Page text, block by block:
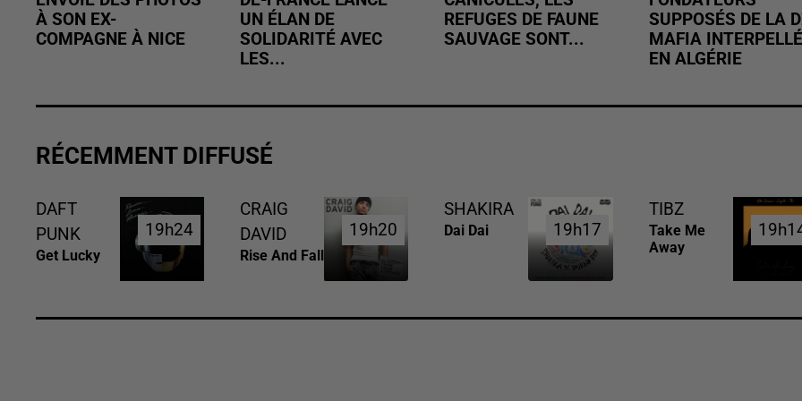
À SON EX-
COMPAGNE À NICE
UN ÉLAN DE
SOLIDARITÉ AVEC
LES...
REFUGES DE FAUNE
SAUVAGE SONT...
SUPPOSÉS DE LA
MAFIA INTERPELLÉ
EN ALGÉRIE
RÉCEMMENT DIFFUSÉ
DAFT
PUNK
Get Lucky
19h24
19h24
CRAIG
DAVID
Rise And Fall
19h20
19h20
SHAKIRA
Dai Dai 19h17
19h17
TIBZ
Take Me
Away